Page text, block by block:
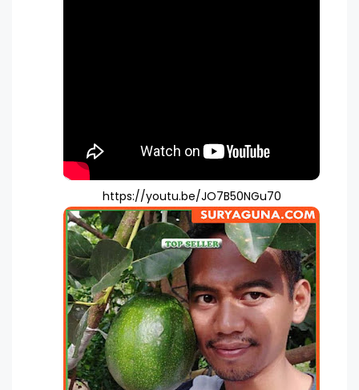
https://youtu.be/JO7B50NGu70